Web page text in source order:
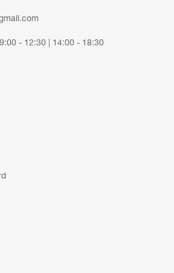
- 12:30 | 14:00 - 18:30